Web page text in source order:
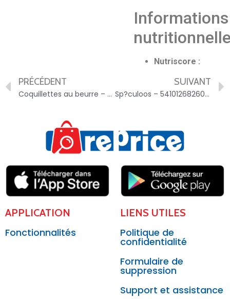
Informations
Nutriscore :
PRÉCÉDENT
Coquillettes au beurre – 3596710356805
SUIVANT
Sp?culoos – 5410126826098
APPLICATION
Fonctionnalités
LIENS UTILES
Politique de
confidentialité
Formulaire de
suppression
Support et assistance